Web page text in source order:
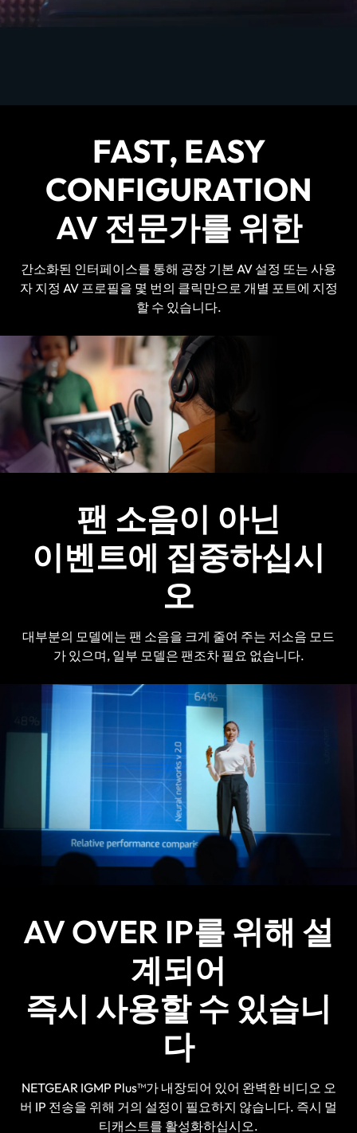
FAST, EASY
CONFIGURATION
AV 전문가를 위한
간소화된 인터페이스를 통해 공장 기본 AV 설정 또는 사용
자 지정 AV 프로필을 몇 번의 클릭만으로 개별 포트에 지정
할 수 있습니다.
팬 소음이 아닌
이벤트에 집중하십시
오
대부분의 모델에는 팬 소음을 크게 줄여 주는 저소음 모드
가 있으며, 일부 모델은 팬조차 필요 없습니다.
AV OVER IP를 위해 설
계되어
즉시 사용할 수 있습니
다
NETGEAR IGMP Plus™가 내장되어 있어 완벽한 비디오 오
버 IP 전송을 위해 거의 설정이 필요하지 않습니다. 즉시 멀
티캐스트를 활성화하십시오.